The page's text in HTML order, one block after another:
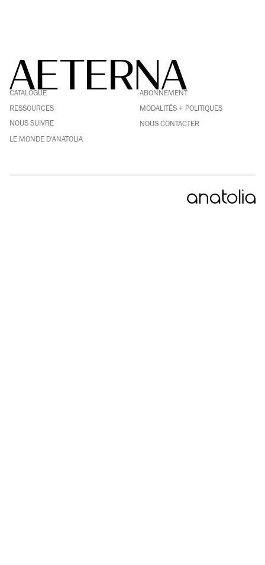
CATALOGUE
ABONNEMENT
RESSOURCES
MODALITÉS + POLITIQUES
NOUS SUIVRE
FACEBOOK
LINKEDIN
PINTEREST
YOUTUBE
NOUS CONTACTER
LE MONDE D'ANATOLIA